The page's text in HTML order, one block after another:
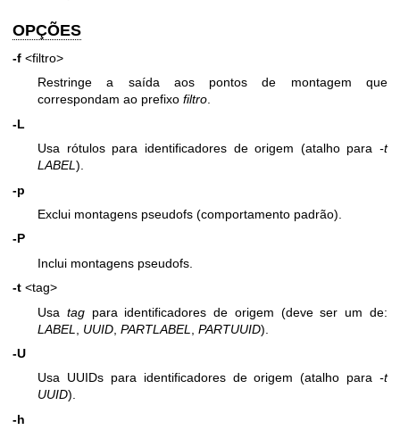
OPÇÕES
-f <filtro>
Restringe a saída aos pontos de montagem que
correspondam ao prefixo filtro.
-L
Usa rótulos para identificadores de origem (atalho para -t
LABEL ).
-p
Exclui montagens pseudofs (comportamento padrão).
-P
Inclui montagens pseudofs.
-t <tag>
Usa tagpara identificadores de origem (deve ser um de:
LABEL
UUID PARTLABEL PARTUUID).
-U
Usa UUIDs para identificadores de origem (atalho para -t
UUID).
-h